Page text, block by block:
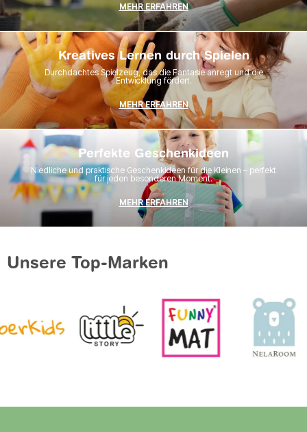
MEHR ERFAHREN
Kreatives Lernen durch Spielen
Durchdachtes Spielzeug, das die Fantasie anregt und die
Entwicklung fördert.
MEHR ERFAHREN
Perfekte Geschenkideen
Niedliche und praktische Geschenkideen für die Kleinen – perfekt
für jeden besonderen Moment.
MEHR ERFAHREN
Unsere Top-Marken